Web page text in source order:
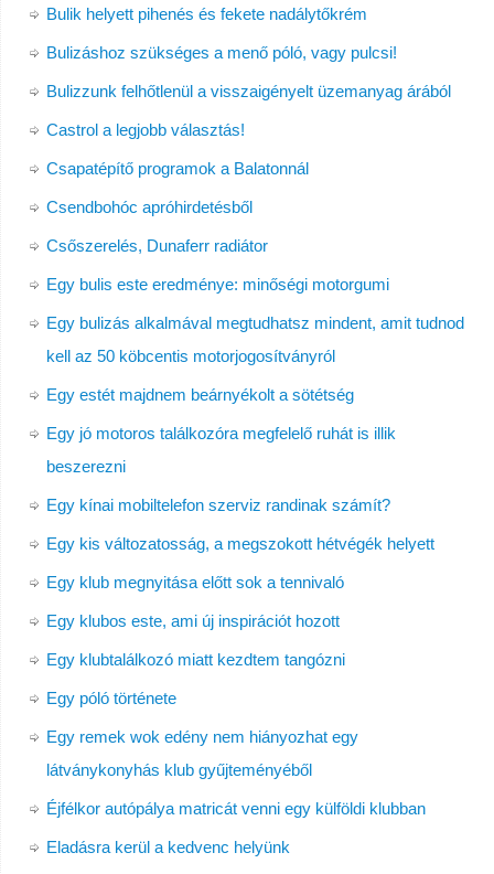
Bulik helyett pihenés és fekete nadálytőkrém
Bulizáshoz szükséges a menő póló, vagy pulcsi!
Bulizzunk felhőtlenül a visszaigényelt üzemanyag árából
Castrol a legjobb választás!
Csapatépítő programok a Balatonnál
Csendbohóc apróhirdetésből
Csőszerelés, Dunaferr radiátor
Egy bulis este eredménye: minőségi motorgumi
Egy bulizás alkalmával megtudhatsz mindent, amit tudnod
kell az 50 köbcentis motorjogosítványról
Egy estét majdnem beárnyékolt a sötétség
Egy jó motoros találkozóra megfelelő ruhát is illik
beszerezni
Egy kínai mobiltelefon szerviz randinak számít?
Egy kis változatosság, a megszokott hétvégék helyett
Egy klub megnyitása előtt sok a tennivaló
Egy klubos este, ami új inspirációt hozott
Egy klubtalálkozó miatt kezdtem tangózni
Egy póló története
Egy remek wok edény nem hiányozhat egy
látványkonyhás klub gyűjteményéből
Éjfélkor autópálya matricát venni egy külföldi klubban
Eladásra kerül a kedvenc helyünk